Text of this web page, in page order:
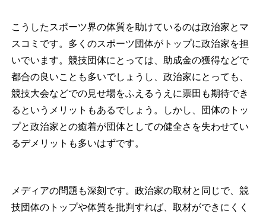
こうしたスポーツ界の体質を助けているのは政治家とマ
スコミです。多くのスポーツ団体がトップに政治家を担
いでいます。競技団体にとっては、助成金の獲得などで
都合の良いことも多いでしょうし、政治家にとっても、
競技大会などでの見せ場をふえるうえに票田も期待でき
るというメリットもあるでしょう。しかし、団体のトッ
プと政治家との癒着が団体としての健全さを失わせてい
るデメリットも多いはずです。
メディアの問題も深刻です。政治家の取材と同じで、競
技団体のトップや体質を批判すれば、取材ができにくく